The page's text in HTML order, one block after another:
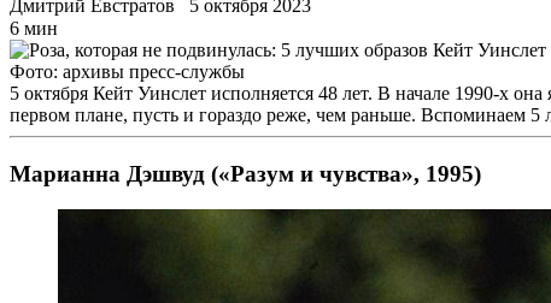
Дмитрий Евстратов
5 октября 2023
6 мин
Фото: архивы пресс-службы
5 октября Кейт Уинслет исполняется 48 лет. В начале 1990-х
первом плане, пусть и гораздо реже, чем раньше. Вспоминаем
Марианна Дэшвуд («Разум и чувства», 1995)